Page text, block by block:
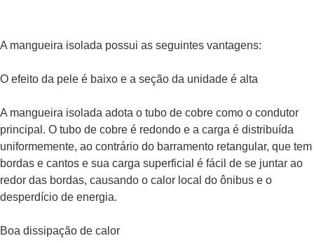
A mangueira isolada possui as seguintes vantagens:
O efeito da pele é baixo e a seção da unidade é alta
A mangueira isolada adota o tubo de cobre como o condutor
principal. O tubo de cobre é redondo e a carga é distribuída
uniformemente, ao contrário do barramento retangular, que tem
bordas e cantos e sua carga superficial é fácil de se juntar ao
redor das bordas, causando o calor local do ônibus e o
desperdício de energia.
Boa dissipação de calor